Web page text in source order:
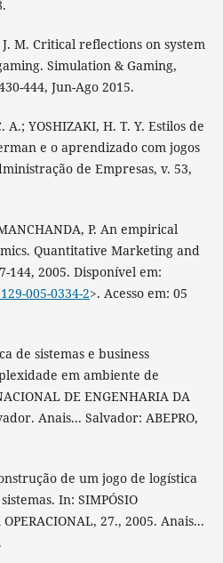
J. M. Critical reflections on system
Simulation & Gaming,
444, Jun-Ago 2015.
A.; YOSHIZAKI, H. T. Y. Estilos de
e o aprendizado com jogos
de Empresas, v. 53,
P. An empirical
Quantitative Marketing and
144, 2005. Disponível em:
005-0334-2>. Acesso em: 05
de sistemas e business
em ambiente de
DE ENGENHARIA DA
Anais... Salvador: ABEPRO,
de um jogo de logística
In: SIMPÓSIO
OPERACIONAL, 27., 2005. Anais...